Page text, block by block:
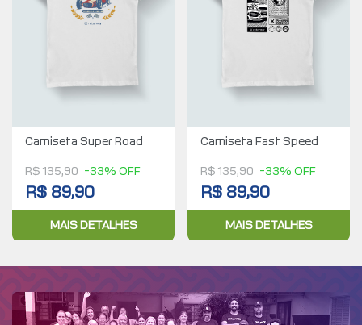
Camiseta Super Road
R$ 135,90 -33% OFF
R$ 89,90
MAIS DETALHES
Camiseta Fast Speed
R$ 135,90 -33% OFF
R$ 89,90
MAIS DETALHES